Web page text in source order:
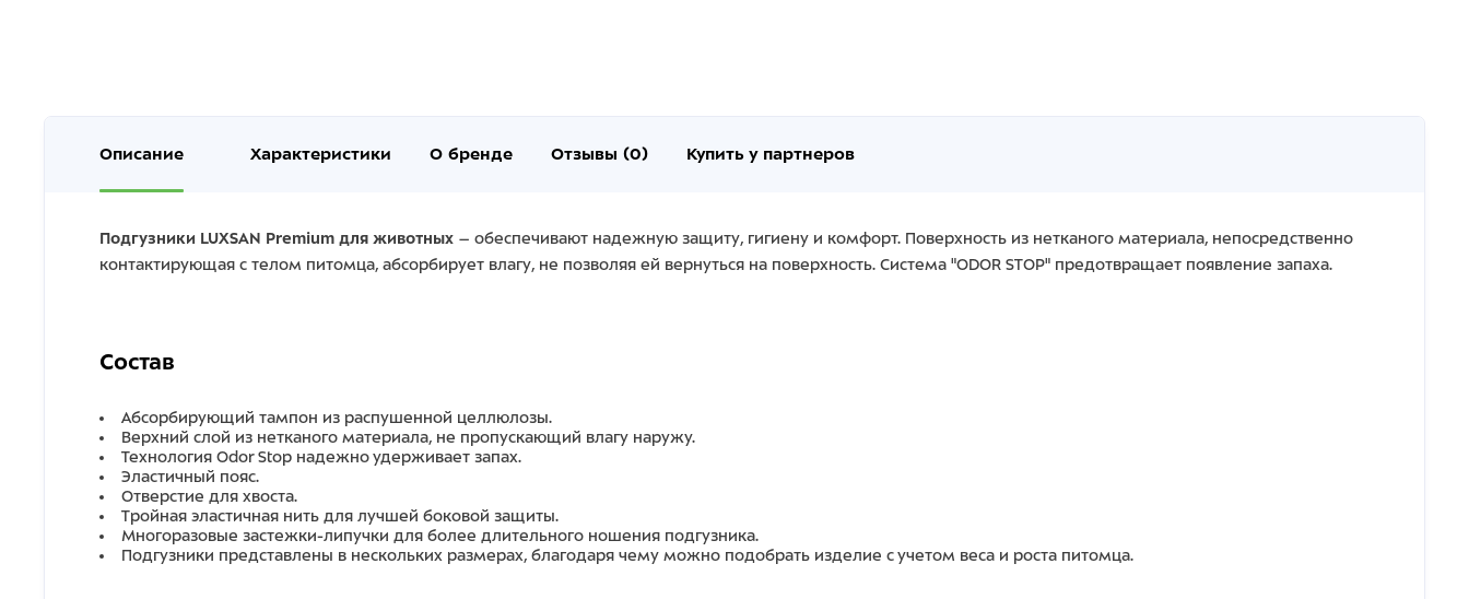
Описание Характеристики О бренде Отзывы (0) Купить у партнеров
Подгузники LUXSAN Premium для животных – обеспечивают надежную защиту, гигиену и комфорт. Поверхность из нетканого материала, непосредственно
контактирующая с телом питомца, абсорбирует влагу, не позволяя ей вернуться на поверхность. Система "ODOR STOP" предотвращает появление запаха.
Состав
Абсорбирующий тампон из распушенной целлюлозы.
Верхний слой из нетканого материала, не пропускающий влагу наружу.
Технология Odor Stop надежноудерживает запах.
Эластичный пояс.
Отверстие для хвоста.
Тройная эластичная нить для лучшей боковой защиты.
Многоразовые застежки-липучки для более длительного ношения подгузника.
Подгузники представлены в нескольких размерах, благодаря чему можно подобрать изделие с учетом веса и роста питомца.